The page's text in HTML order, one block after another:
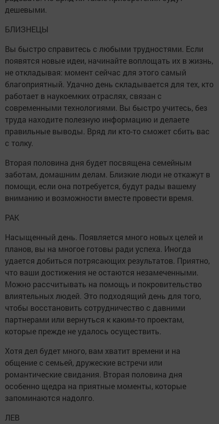
дешевыми.
БЛИЗНЕЦЫ
Вы быстро справитесь с любыми трудностями. Если
появятся новые идеи, начинайте воплощать их в жизнь,
не откладывая: момент сейчас для этого самый
благоприятный. Удачно день складывается для тех, кто
работает в наукоемких отраслях, связан с
современными технологиями. Вы быстро учитесь, без
труда находите полезную информацию и делаете
правильные выводы. Вряд ли кто-то сможет сбить вас
с толку.
Вторая половина дня будет посвящена семейным
заботам, домашним делам. Близкие люди не откажут в
помощи, если она потребуется, будут рады вашему
вниманию и возможности вместе провести время.
РАК
Насыщенный день. Появляется много новых целей и
планов, вы на многое готовы ради успеха. Иногда
удается добиться потрясающих результатов. Приятно,
что ваши достижения не остаются незамеченными.
Можно рассчитывать на помощь и покровительство
влиятельных людей. Это подходящий день для того,
чтобы восстановить сотрудничество с давними
партнерами или вернуться к каким-то проектам,
которые прежде не удалось осуществить.
Хотя дел будет много, вам хватит времени и на
общение с семьей, дружеские встречи или
романтические свидания. Вторая половина дня
особенно щедра на приятные моменты, которые
запоминаются надолго.
ЛЕВ